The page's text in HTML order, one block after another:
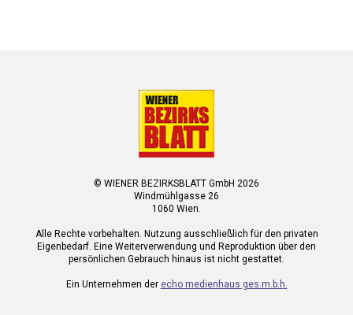
© WIENER BEZIRKSBLATT GmbH 2026
Windmühlgasse 26
1060 Wien.
Alle Rechte vorbehalten. Nutzung ausschließlich für den privaten
Eigenbedarf. Eine Weiterverwendung und Reproduktion über den
persönlichen Gebrauch hinaus ist nicht gestattet.
Ein Unternehmen der echo medienhaus ges.m.b.h.